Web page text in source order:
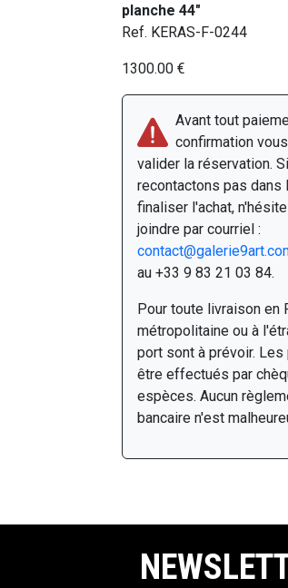
planche 44"
Ref. KERAS-F-0244
1300.00 €
Avant tout
confirmation
valider la réservation.
recontactons pas dans
finaliser l'achat,
joindre par courriel :
au +33 9 83 21 03 84.
Pour toute livraison en
métropolitaine ou à
port sont à prévoir.
être effectués par
espèces. Aucun
bancaire n'est